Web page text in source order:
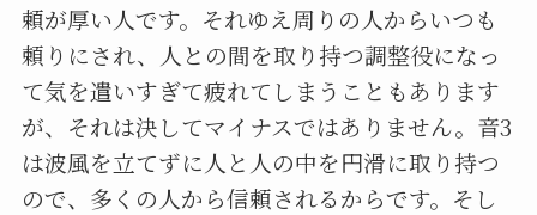
頼が厚い人です。それゆえ周りの人からいつも
頼りにされ、人との間を取り持つ調整役になっ
て気を遣いすぎて疲れてしまうこともあります
が、それは決してマイナスではありません。音3
は波風を立てずに人と人の中を円滑に取り持つ
ので、多くの人から信頼されるからです。そし